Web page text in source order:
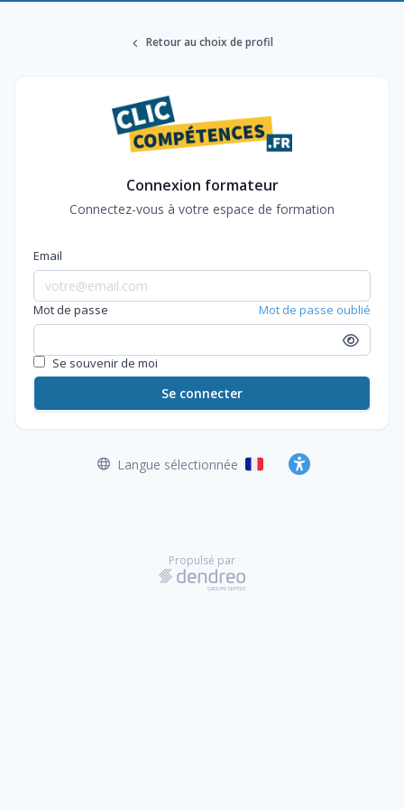
Retour au choix de profil
Connexion formateur
Connectez-vous à votre espace de formation
Email
Mot de passe Mot de passe oublié
Se souvenir de moi
Se connecter
Langue sélectionnée Français Accessibilité
Propulsé par